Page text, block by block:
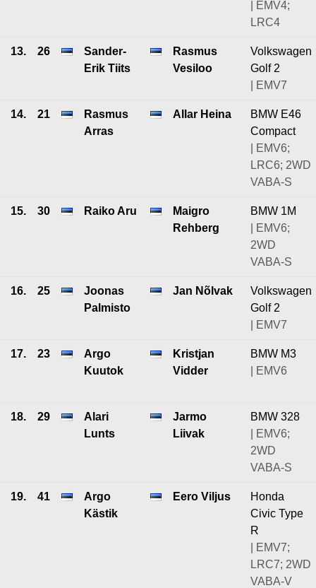
| EMV4;
LRC4
13. 26
Sander-
Erik Tiits
Rasmus
Vesiloo
Volkswagen
Golf 2
| EMV7
14. 21
Rasmus
Arras
Allar Heina
BMW E46
Compact
| EMV6;
LRC6; 2WD
VABA-S
15. 30 Raiko Aru
Maigro
Rehberg
BMW 1M
| EMV6;
2WD
VABA-S
16. 25
Joonas
Palmisto
Jan Nõlvak
Volkswagen
Golf 2
| EMV7
17. 23
Argo
Kuutok
Kristjan
Vidder
BMW M3
| EMV6
18. 29
Alari
Lunts
Jarmo
Liivak
BMW 328
| EMV6;
2WD
VABA-S
19. 41
Argo
Kästik
Eero Viljus
Honda
Civic Type
R
| EMV7;
LRC7; 2WD
VABA-V